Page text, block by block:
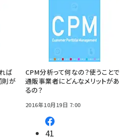
ば
則が
CPM分析って何なの？使うことで
通販事業者にどんなメリットがあ
るの？
2016年10月19日 7:00
41